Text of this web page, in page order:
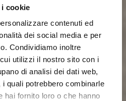
cookie
contenuti ed
dei social media e per
Condividiamo inoltre
utilizzi il nostro sito con i
di analisi dei dati web,
quali potrebbero combinarle
hai fornito loro o che hanno